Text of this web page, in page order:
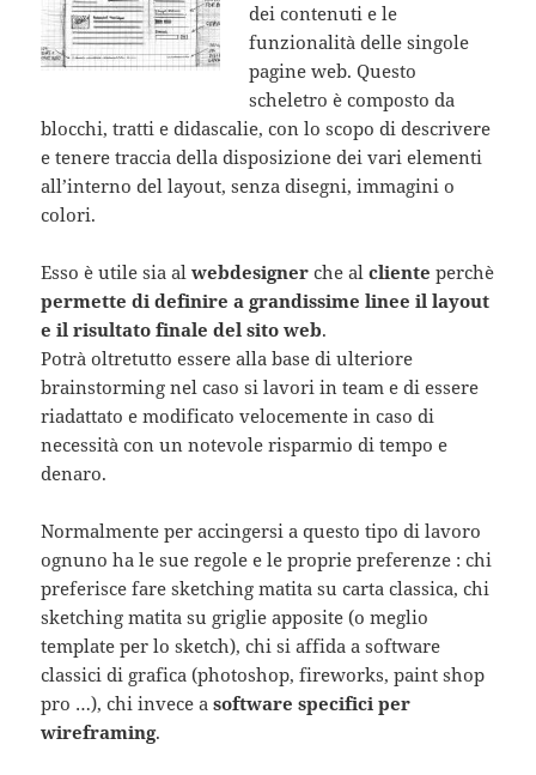
dei contenuti e le
funzionalità delle singole
pagine web. Questo
scheletro è composto da
blocchi, tratti e didascalie, con lo scopo di descrivere
e tenere traccia della disposizione dei vari elementi
all’interno del layout, senza disegni, immagini o
colori.
Esso è utile sia alwebdesigner che alcliente perchè
permette di definire a grandissime linee il layout
e il risultato finale del sito web.
Potrà oltretutto essere alla base di ulteriore
brainstorming nel caso si lavori in team e di essere
riadattato e modificato velocemente in caso di
necessità con un notevole risparmio di tempo e
denaro.
Normalmente per accingersi a questo tipo di lavoro
ognuno ha le sue regole e le proprie preferenze : chi
preferisce fare sketching matita su carta classica, chi
sketching matita su griglie apposite (o meglio
template per lo sketch), chi si affida a software
classici di grafica (photoshop, fireworks, paint shop
pro …), chi invece asoftware specifici per
wireframing.